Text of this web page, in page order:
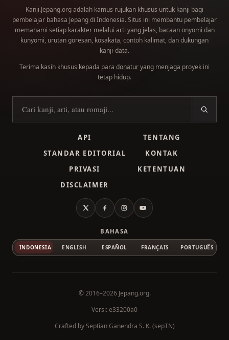
Kanji.Jepang.org adalah kamus rujukan khusus untuk kanji bagi
pembelajar bahasa Jepang di Indonesia. Situs ini membantu pembelajar
memahami setiap karakter melalui arti yang jelas, bacaan onyomi dan
kunyomi, urutan goresan, kosakata, contoh kalimat, dan dukungan
kanji-data.
Terima kasih khusus kepada para donaturyang menjaga proyek ini
tetap hidup.
Cari kanji
API
TENTANG
STANDAR EDITORIAL
KONTAK
PRIVASI
KETENTUAN
DISCLAIMER
X FacebookInstagramYouTube
BAHASA
INDONESIA ENGLISH ESPAÑOL FRANÇAIS PORTUGUÊS
© 2016–2026 Jepang.org.
Versi: e33200a0
Crafted bySeptian Ganendra S. K. (sepTN)